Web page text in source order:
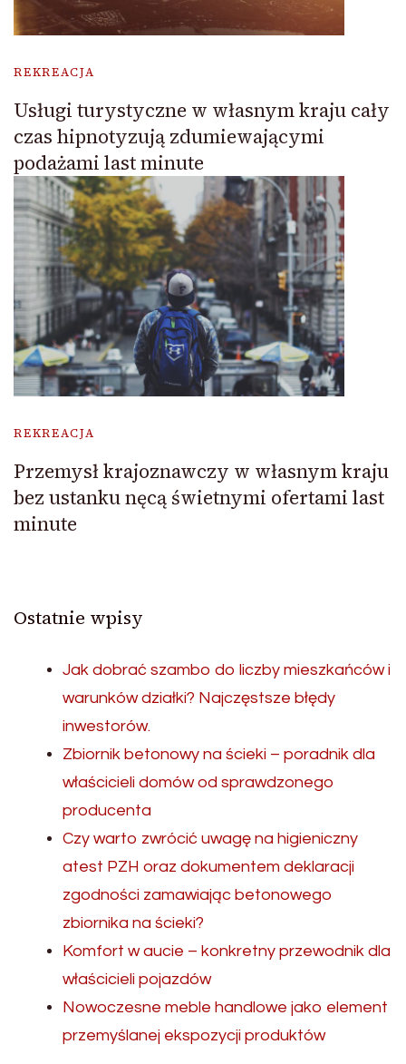
REKREACJA
Usługi turystyczne w własnym kraju cały
czas hipnotyzują zdumiewającymi
podażami last minute
REKREACJA
Przemysł krajoznawczy w własnym kraju
bez ustanku nęcą świetnymi ofertami last
minute
Ostatnie wpisy
Jak dobrać szambo do liczby mieszkańców i
warunków działki? Najczęstsze błędy
inwestorów.
Zbiornik betonowy na ścieki – poradnik dla
właścicieli domów od sprawdzonego
producenta
Czy warto zwrócić uwagę na higieniczny
atest PZH oraz dokumentem deklaracji
zgodności zamawiając betonowego
zbiornika na ścieki?
Komfort w aucie – konkretny przewodnik dla
właścicieli pojazdów
Nowoczesne meble handlowe jako element
przemyślanej ekspozycji produktów